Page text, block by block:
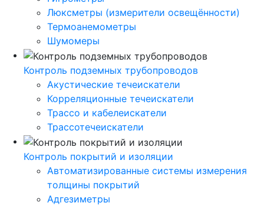
Люксметры (измерители освещённости)
Термоанемометры
Шумомеры
Контроль подземных трубопроводов
Акустические течеискатели
Корреляционные течеискатели
Трассо и кабелеискатели
Трассотечеискатели
Контроль покрытий и изоляции
Автоматизированные системы измерения
толщины покрытий
Адгезиметры